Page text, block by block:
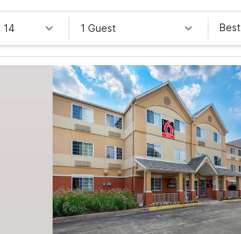
14 1 Guest